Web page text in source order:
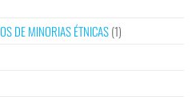
DE MINORIAS ÉTNICAS(1)